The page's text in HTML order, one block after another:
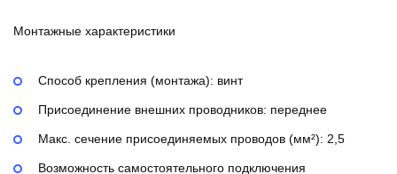
Монтажные характеристики
Способ крепления (монтажа): винт
Присоединение внешних проводников: переднее
Макс. сечение присоединяемых проводов (мм²): 2,5
Возможность самостоятельного подключения